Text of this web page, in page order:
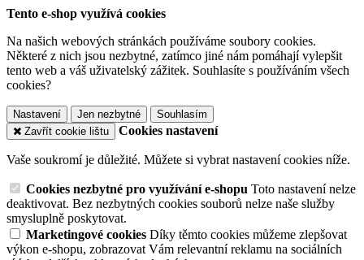
Tento e-shop využívá cookies
Na našich webových stránkách používáme soubory cookies.
Některé z nich jsou nezbytné, zatímco jiné nám pomáhají vylepšit
tento web a váš uživatelský zážitek. Souhlasíte s používáním všech
cookies?
Nastavení Jen nezbytné
Souhlasím
Zavřít cookie lištu
Cookies nastavení
Vaše soukromí je důležité. Můžete si vybrat nastavení cookies níže.
Cookies nezbytné pro využívání e-shopu Toto nastavení nelze
deaktivovat. Bez nezbytných cookies souborů nelze naše služby
smysluplně poskytovat.
Marketingové cookies Díky těmto cookies můžeme zlepšovat
výkon e-shopu, zobrazovat Vám relevantní reklamu na sociálních